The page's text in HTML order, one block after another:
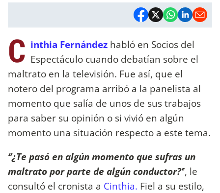
C inthia Fernández habló en Socios del
Espectáculo cuando debatían sobre el
maltrato en la televisión. Fue así, que el
notero del programa arribó a la panelista al
momento que salía de unos de sus trabajos
para saber su opinión o si vivió en algún
momento una situación respecto a este tema.
‘’¿Te pasó en algún momento que sufras un
maltrato por parte de algún conductor?’’, le
consultó el cronista a Cinthia. Fiel a su estilo,